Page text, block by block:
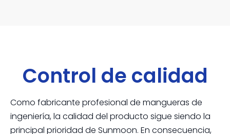
Control de calidad
Como fabricante profesional de mangueras de
ingeniería, la calidad del producto sigue siendo la
principal prioridad de Sunmoon. En consecuencia,